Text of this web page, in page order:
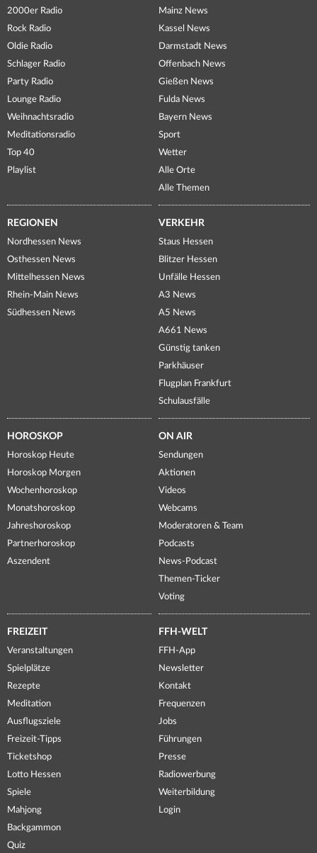
2000er Radio
Rock Radio
Oldie Radio
Schlager Radio
Party Radio
Lounge Radio
Weihnachtsradio
Meditationsradio
Top 40
Playlist
Mainz News
Kassel News
Darmstadt News
Offenbach News
Gießen News
Fulda News
Bayern News
Sport
Wetter
Alle Orte
Alle Themen
REGIONEN
Nordhessen News
Osthessen News
Mittelhessen News
Rhein-Main News
Südhessen News
VERKEHR
Staus Hessen
Blitzer Hessen
Unfälle Hessen
A3 News
A5 News
A661 News
Günstig tanken
Parkhäuser
Flugplan Frankfurt
Schulausfälle
HOROSKOP
Horoskop Heute
Horoskop Morgen
Wochenhoroskop
Monatshoroskop
Jahreshoroskop
Partnerhoroskop
Aszendent
ON AIR
Sendungen
Aktionen
Videos
Webcams
Moderatoren & Team
Podcasts
News-Podcast
Themen-Ticker
Voting
FREIZEIT
Veranstaltungen
Spielplätze
Rezepte
Meditation
Ausflugsziele
Freizeit-Tipps
Ticketshop
Lotto Hessen
Spiele
Mahjong
Backgammon
Quiz
FFH-WELT
FFH-App
Newsletter
Kontakt
Frequenzen
Jobs
Führungen
Presse
Radiowerbung
Weiterbildung
Login